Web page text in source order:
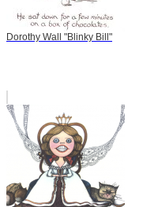
Dorothy Wall "Blinky Bill"